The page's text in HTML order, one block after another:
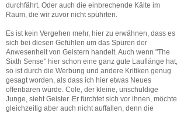
durchfährt. Oder auch die einbrechende Kälte im
Raum, die wir zuvor nicht spührten.
Es ist kein Vergehen mehr, hier zu erwähnen, dass es
sich bei diesen Gefühlen um das Spüren der
Anwesenheit von Geistern handelt. Auch wenn "The
Sixth Sense" hier schon eine ganz gute Lauflänge hat,
so ist durch die Werbung und andere Kritiken genug
gesagt worden, als dass ich hier etwas Neues
offenbaren würde. Cole, der kleine, unschuldige
Junge, sieht Geister. Er fürchtet sich vor ihnen, möchte
gleichzeitig aber auch nicht auffallen, denn die